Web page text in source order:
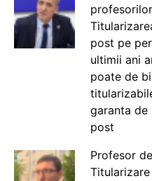
post pe
ultimii ani
poate de
garanta de
post
Profesor